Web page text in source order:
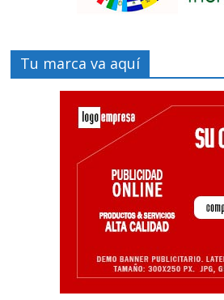
Tu marca va aquí